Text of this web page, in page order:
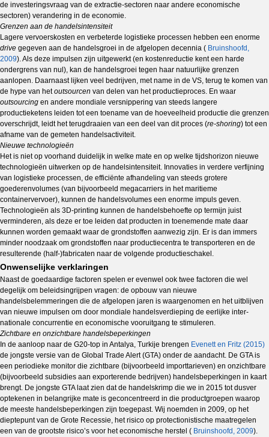
de investeringsvraag van de extractie-sectoren naar andere economische
sectoren) verandering in de economie.
Grenzen aan de handelsintensiteit
Lagere vervoerskosten en verbeterde logistieke processen hebben een enorme
drive gegeven aan de handelsgroei in de afgelopen decennia ( Bruinshoofd,
2009). Als deze impulsen zijn uitgewerkt (en kostenreductie kent een harde
ondergrens van nul), kan de handelsgroei tegen haar natuurlijke grenzen
aanlopen. Daarnaast lijken veel bedrijven, met name in de VS, terug te komen van
de hype van hetoutsourcen van delen van het productieproces. En waar
outsourcing en andere mondiale versnippering van steeds langere
productieketens leiden tot een toename van de hoeveelheid productie die grenzen
over­schrijdt, leidt het terugdraaien van een deel van dit proces (re-shoring) tot een
afname van de gemeten handels­acti­vi­teit.
Nieuwe technologieën
Het is niet op voorhand duidelijk in welke mate en op welke tijdshorizon nieuwe
technologieën uitwerken op de handelsintensiteit. Innovaties in verdere verfijning
van logistieke processen, de efficiënte afhandeling van steeds grotere
goederenvolumes (van bijvoorbeeld megacarriers in het maritieme
containervervoer), kunnen de handelsvolumes een enorme impuls geven.
Technologieën als 3D-printing kunnen de handelsbehoefte op termijn juist
verminderen, als deze er toe leiden dat producten in toenemende mate daar
kunnen worden gemaakt waar de grondstoffen aanwezig zijn. Er is dan immers
minder noodzaak om grondstoffen naar productiecentra te transporteren en de
resulterende (half-)fabricaten naar de volgende productieschakel.
Onwenselijke verklaringen
Naast de goedaardige factoren spelen er evenwel ook twee factoren die wel
degelijk om be­leids­ingrijpen vragen: de opbouw van nieuwe
handelsbelemmeringen die de afgelopen jaren is waar­geno­men en het uitblijven
van nieuwe impulsen om door mondiale handelsverdieping de eer­lij­ke inter­
nationale concurrentie en economische vooruitgang te stimuleren.
Zichtbare en onzichtbare handelsbeperkingen
In de aanloop naar de G20-top in Antalya, Turkije brengen Evenett en Fritz (2015)
de jongste versie van de Global Trade Alert (GTA) onder de aandacht. De GTA is
een periodieke monitor die zichtbare (bijvoorbeeld importtarieven) en onzichtbare
(bijvoorbeeld subsidies aan exporterende bedrijven) handelsbeperkingen in kaart
brengt. De jongste GTA laat zien dat de handelskrimp die we in 2015 tot dusver
optekenen in be­langrijke mate is geconcentreerd in die productgroepen waarop
de meeste handelsbeperkingen zijn toegepast. Wij noemden in 2009, op het
dieptepunt van de Grote Recessie, het risico op protectionistische maatregelen
een van de grootste risico’s voor het economische herstel ( Bruinshoofd, 2009).